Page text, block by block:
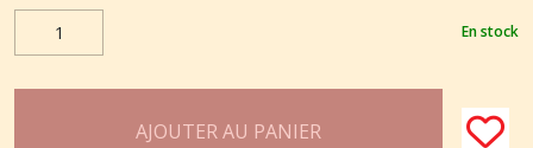
En stock
AJOUTER AU PANIER